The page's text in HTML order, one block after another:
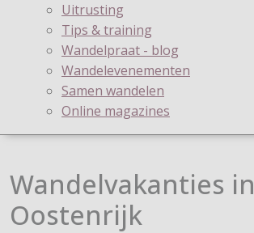
Uitrusting
Tips & training
Wandelpraat - blog
Wandelevenementen
Samen wandelen
Online magazines
Wandelvakanties in
Oostenrijk